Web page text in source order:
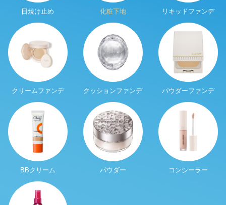
日焼け止め 化粧下地 リキッドファンデ
クリームファンデ クッションファンデ パウダーファンデ
BBクリーム パウダー コンシーラー